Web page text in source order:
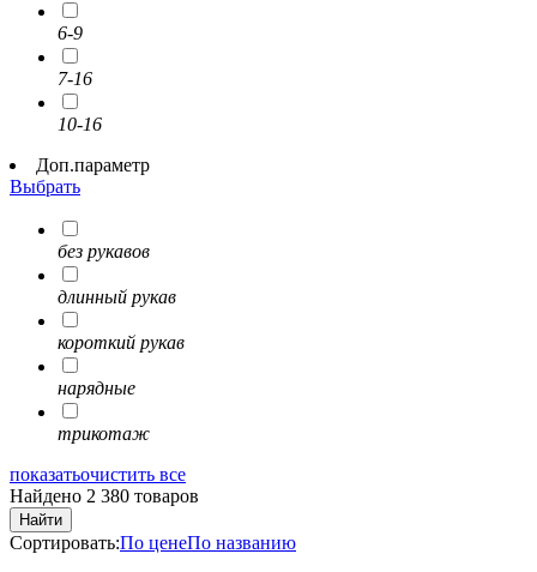
6-9
7-16
10-16
Доп.параметр
Выбрать
без рукавов
длинный рукав
короткий рукав
нарядные
трикотаж
показатьочистить все
Найдено 2 380 товаров
Найти
Сортировать:По ценеПо названию